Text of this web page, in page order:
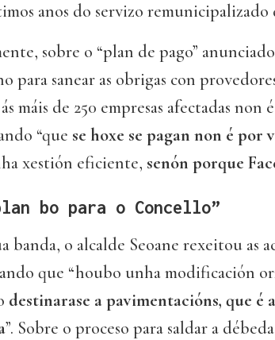
anos do servizo remunicipalizado
sobre o “plan de pago”
para sanear as obrigas con
máis de 250 empresas afectadas
“que se hoxe se pagan non é
xestión eficiente, senón porque
bo para o Concello”
banda, o alcalde Seoane rexeitou as
que “houbo unha modificación
destinarase a pavimentacións, que é
”. Sobre o proceso para saldar a